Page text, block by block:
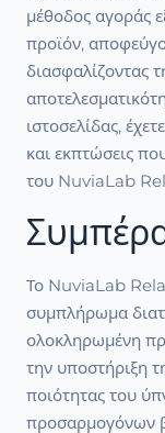
μέθοδος αγοράς
προϊόν,
διασφαλίζοντας
ιστοσελίδας,
και εκπτώσεις
του NuviaLab
Το NuviaLab
συμπλήρωμα
ολοκληρωμένη
την υποστήριξη
ποιότητας του
προσαρμογόνων